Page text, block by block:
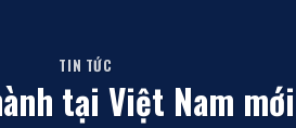
TIN TỨC
tại Việt Nam